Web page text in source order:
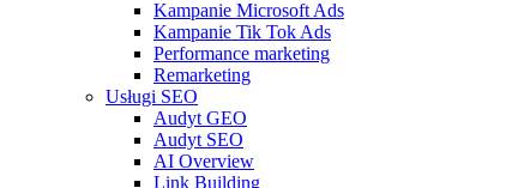
Kampanie Microsoft Ads
Kampanie Tik Tok Ads
Performance marketing
Remarketing
Usługi SEO
Audyt GEO
Audyt SEO
AI Overview
Link Building